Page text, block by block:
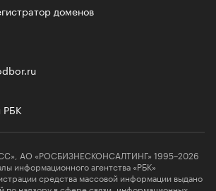
доменов
РБК
АО «РОСБИЗНЕСКОНСАЛТИНГ» 1995–2026
информационного агентства «РБК»
средства массовой информации выдано